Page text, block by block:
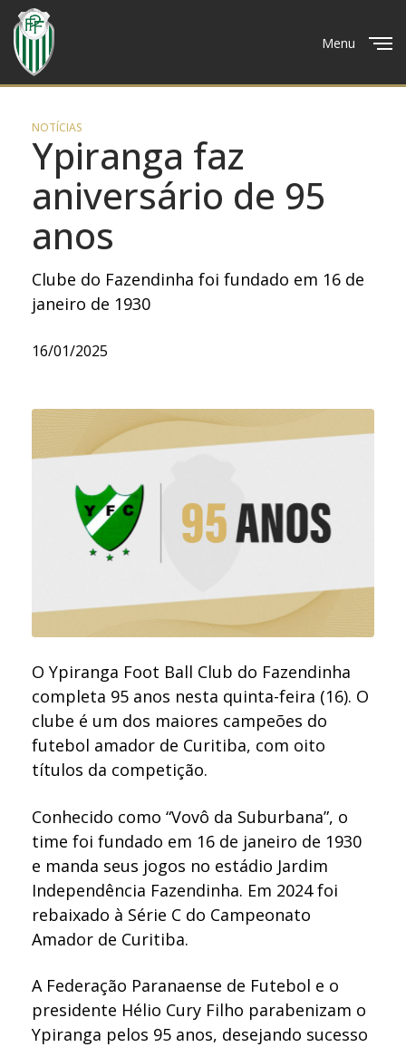
Menu
NOTÍCIAS
Ypiranga faz
aniversário de 95
anos
Clube do Fazendinha foi fundado em 16 de
janeiro de 1930
16/01/2025
O Ypiranga Foot Ball Club do Fazendinha
completa 95 anos nesta quinta-feira (16). O
clube é um dos maiores campeões do
futebol amador de Curitiba, com oito
títulos da competição.
Conhecido como “Vovô da Suburbana”, o
time foi fundado em 16 de janeiro de 1930
e manda seus jogos no estádio Jardim
Independência Fazendinha. Em 2024 foi
rebaixado à Série C do Campeonato
Amador de Curitiba.
A Federação Paranaense de Futebol e o
presidente Hélio Cury Filho parabenizam o
Ypiranga pelos 95 anos, desejando sucesso